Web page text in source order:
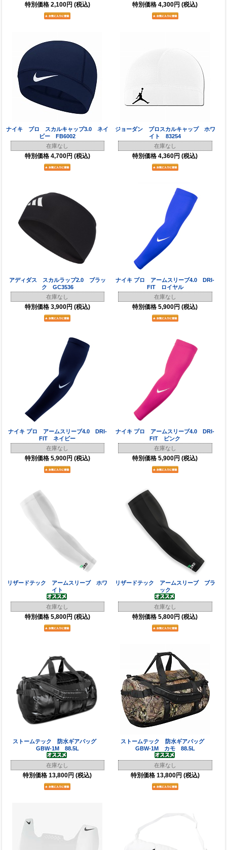
特別価格 2,100円 (税込) 特別価格 4,300円 (税込)
ナイキ プロ スカルキャップ3.0 ネイ
ビー FB6002
在庫なし
特別価格 4,700円 (税込)
ジョーダン プロスカルキャップ ホワ
イト 83254
在庫なし
特別価格 4,360円 (税込)
アディダス スカルラップ2.0 ブラッ
ク GC3536
在庫なし
特別価格 3,900円 (税込)
ナイキ プロ アームスリーブ4.0 DRI-
FIT ロイヤル
在庫なし
特別価格 5,900円 (税込)
ナイキ プロ アームスリーブ4.0 DRI-
FIT ネイビー
在庫なし
特別価格 5,900円 (税込)
ナイキ プロ アームスリーブ4.0 DRI-
FIT ピンク
在庫なし
特別価格 5,900円 (税込)
リザードテック アームスリーブ ホワ
イト
在庫なし
特別価格 5,800円 (税込)
リザードテック アームスリーブ ブラ
ック
在庫なし
特別価格 5,800円 (税込)
ストームテック 防水ギアバッグ
GBW-1M 88.5L
在庫なし
特別価格 13,800円 (税込)
ストームテック 防水ギアバッグ
GBW-1M カモ 88.5L
在庫なし
特別価格 13,800円 (税込)